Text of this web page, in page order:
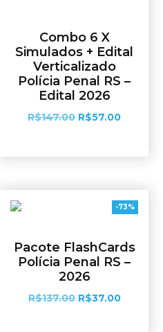
Combo 6 X
Simulados + Edital
Verticalizado
Polícia Penal RS –
Edital 2026
R$147.00 R$57.00
-73%
Pacote FlashCards
Polícia Penal RS –
2026
R$137.00 R$37.00